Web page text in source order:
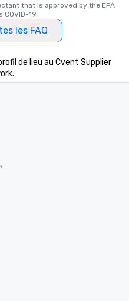
that is approved by the EPA
19.
les FAQ
de lieu au Cvent Supplier